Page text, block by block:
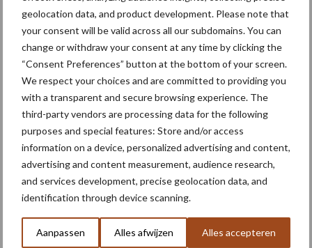
geolocation data, and product development. Please note that
your consent will be valid across all our subdomains. You can
change or withdraw your consent at any time by clicking the
“Consent Preferences” button at the bottom of your screen.
We respect your choices and are committed to providing you
with a transparent and secure browsing experience. The
third-party vendors are processing data for the following
purposes and special features: Store and/or access
information on a device, personalized advertising and content,
advertising and content measurement, audience research,
and services development, precise geolocation data, and
identification through device scanning.
Aanpassen Alles afwijzen Alles accepteren
meer”
Akkerbouwbedrijf VOF Nieuw Campen stapte in 2022 over van
reguliere zaaiuien naar de teelt van vroege rassen en
winterplant- en winterzaaiuien. Reden is dat de teelt van
zomerzaaiuien uitdagender is geworden door de droge ...
Lees meer
13 april 2026